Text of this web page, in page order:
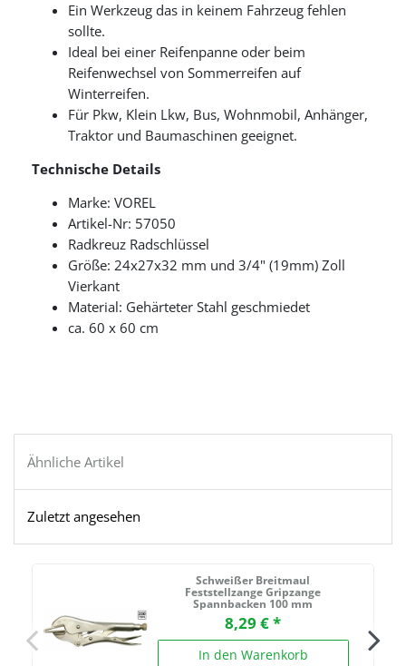
Ein Werkzeug das in keinem Fahrzeug fehlen
sollte.
Ideal bei einer Reifenpanne oder beim
Reifenwechsel von Sommerreifen auf
Winterreifen.
Für Pkw, Klein Lkw, Bus, Wohnmobil, Anhänger,
Traktor und Baumaschinen geeignet.
Technische Details
Marke: VOREL
Artikel-Nr: 57050
Radkreuz Radschlüssel
Größe: 24x27x32 mm und 3/4" (19mm) Zoll
Vierkant
Material: Gehärteter Stahl geschmiedet
ca. 60 x 60 cm
Ähnliche Artikel
Zuletzt angesehen
Schweißer Breitmaul
Feststellzange Gripzange
Spannbacken 100 mm
8,29 € *
In den Warenkorb